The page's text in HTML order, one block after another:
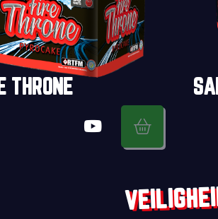
THRONE